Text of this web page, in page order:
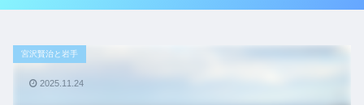
宮沢賢治と岩手
2025.11.24